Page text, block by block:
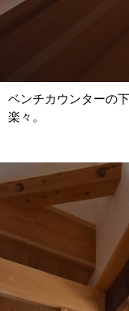
ベンチカウンターの
楽々。